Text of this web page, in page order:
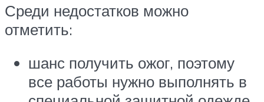
Среди недостатков можно
отметить:
шанс получить ожог, поэтому
все работы нужно выполнять в